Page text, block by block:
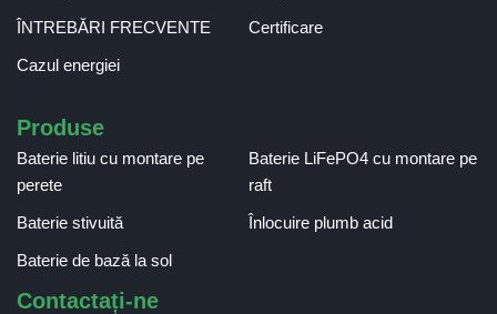
ÎNTREBĂRI FRECVENTE
Certificare
Cazul energiei
Produse
Baterie litiu cu montare pe
perete
Baterie LiFePO4 cu montare pe
raft
Baterie stivuită
Înlocuire plumb acid
Baterie de bază la sol
Contactați-ne